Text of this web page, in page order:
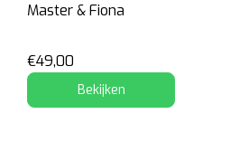
Master & Fiona
€49,00
Bekijken